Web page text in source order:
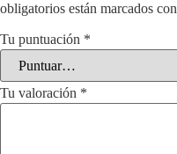
obligatorios están marcados con
Tu puntuación *
Tu valoración *